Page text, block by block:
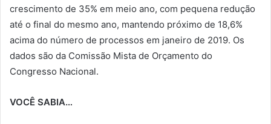
crescimento de 35% em meio ano, com pequena redução
até o final do mesmo ano, mantendo próximo de 18,6%
acima do número de processos em janeiro de 2019. Os
dados são da Comissão Mista de Orçamento do
Congresso Nacional.
VOCÊ SABIA…